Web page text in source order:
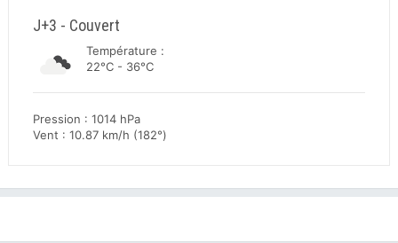
J+3 - Couvert
Température :
22°C - 36°C
Pression : 1014 hPa
Vent : 10.87 km/h (182°)